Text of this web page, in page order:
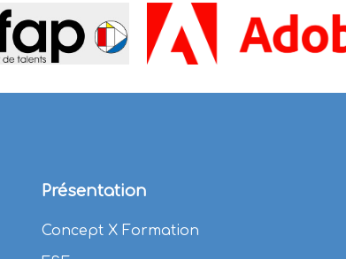
Présentation
Concept X Formation